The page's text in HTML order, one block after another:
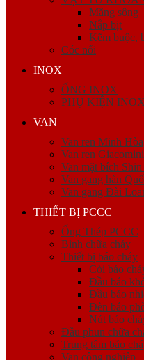
Măng sông
Nắp bịt
Kẽm buộc,
Cóc nối
INOX
ỐNG INOX
PHỤ KIỆN INOX
VAN
Van ren Minh Hòa
Van ren
Van mặt bích
Van gang hàn
Van gang Đài
THIẾT BỊ PCCC
Ống Thép PCCC
Bình chữa cháy
Thiết bị báo cháy
Còi báo
Đầu báo
Đầu báo
Đèn báo
Nút báo
Đầu phun chữa
Trung tâm báo
Van công nghiệp